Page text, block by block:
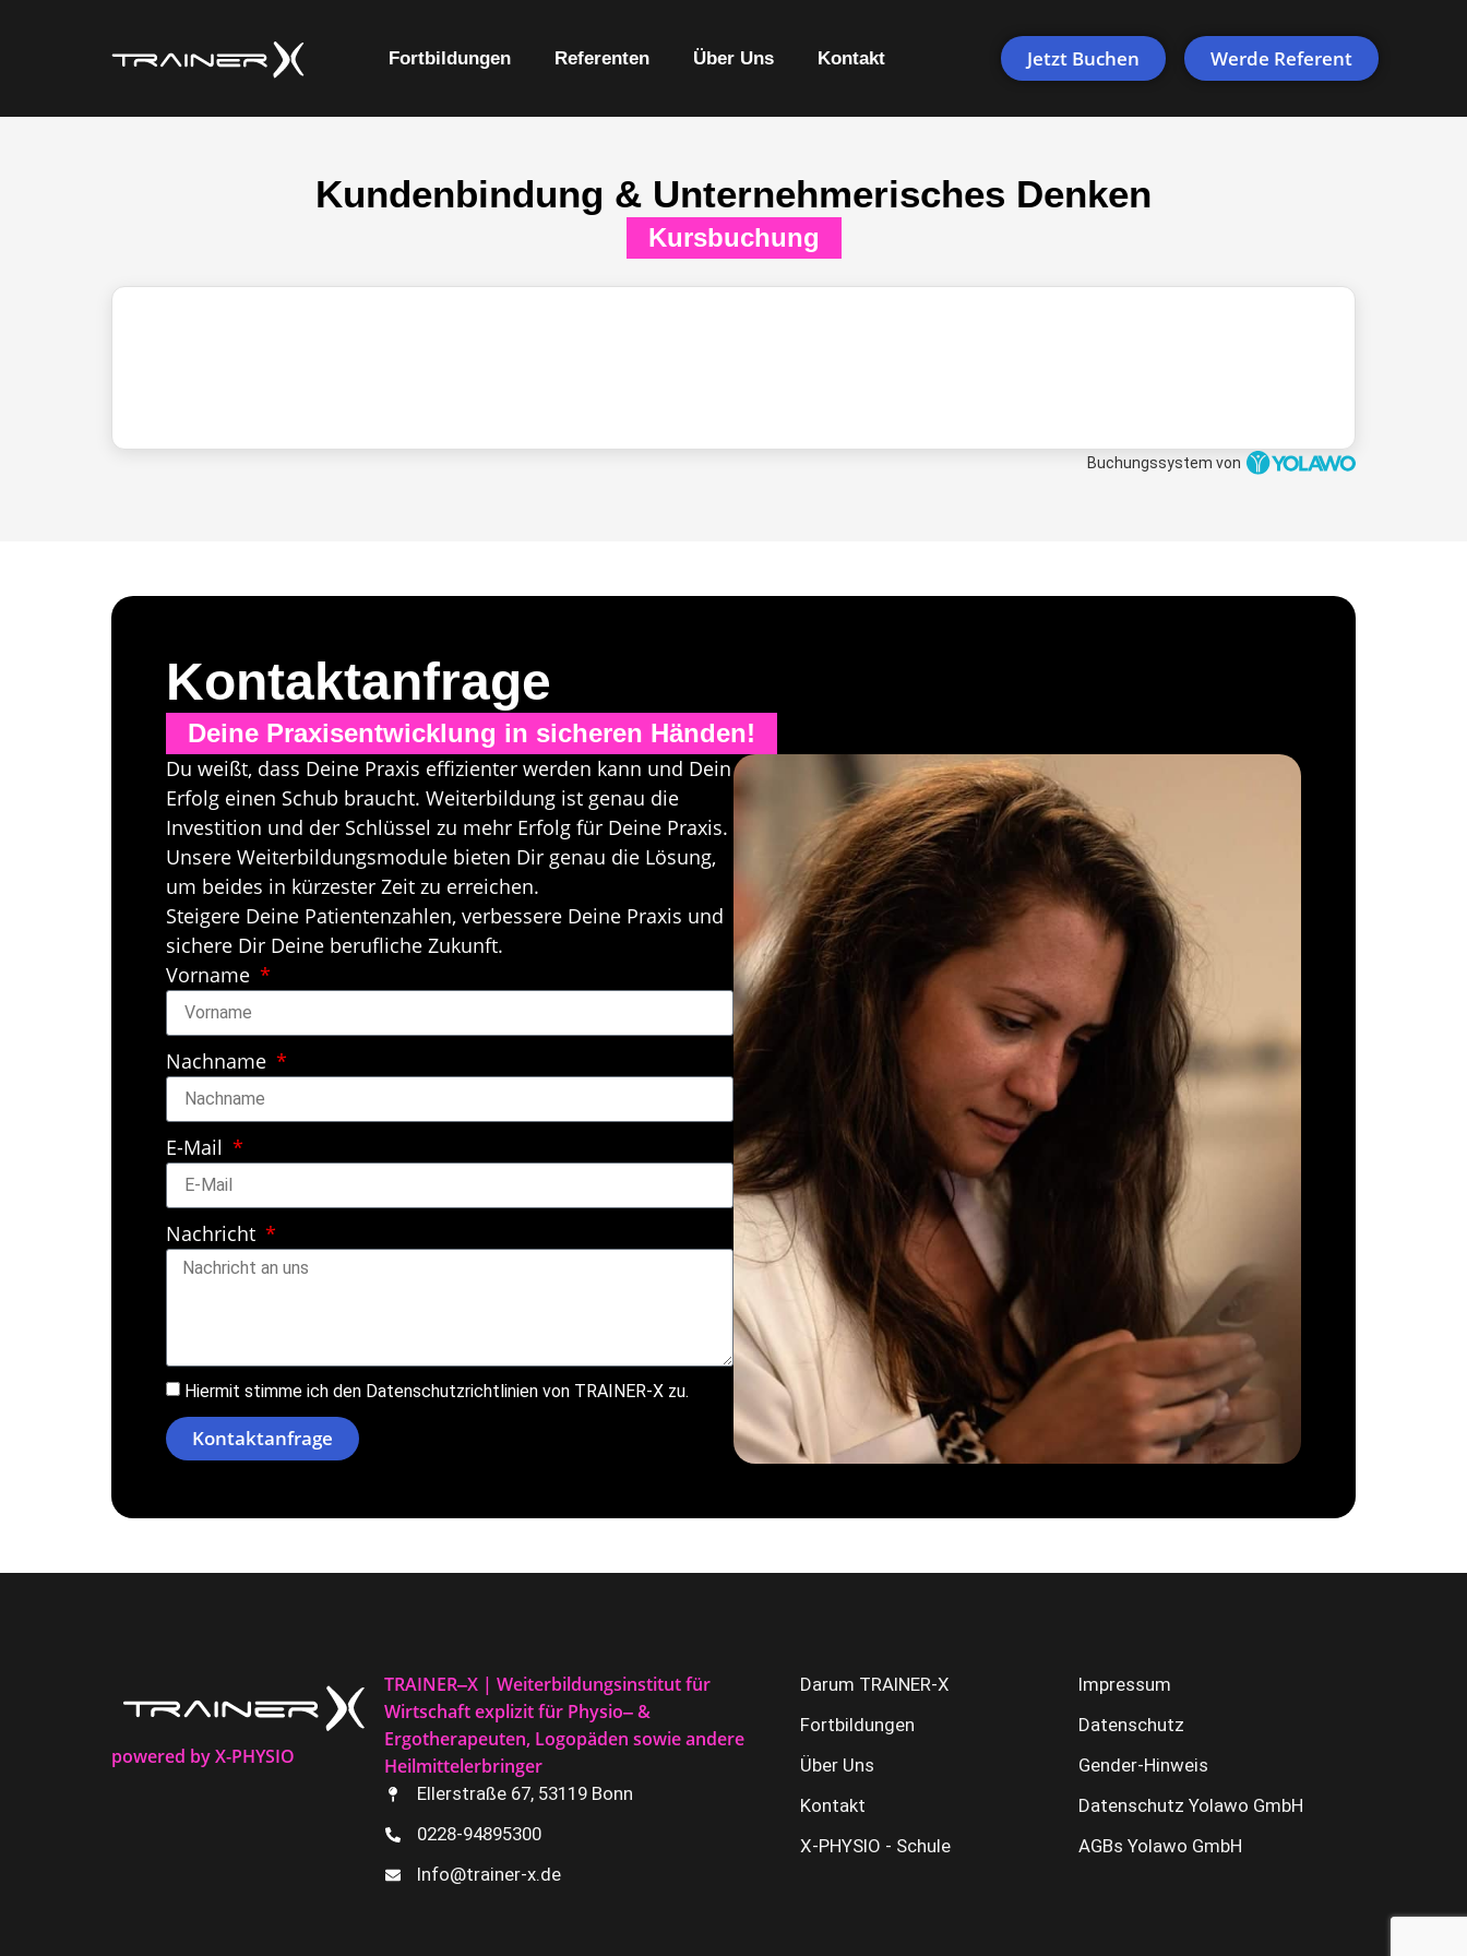
Fortbildungen Referenten Über Uns Kontakt Jetzt Buchen Werde Referent
Kundenbindung & Unternehmerisches Denken
Kursbuchung
Buchungssystem von
Kontaktanfrage
Deine Praxisentwicklung in sicheren Händen!
Du weißt, dass Deine Praxis effizienter werden kann und Dein
Erfolg einen Schub braucht. Weiterbildung ist genau die
Investition und der Schlüssel zu mehr Erfolg für Deine Praxis.
Unsere Weiterbildungsmodule bieten Dir genau die Lösung,
um beides in kürzester Zeit zu erreichen.
Steigere Deine Patientenzahlen, verbessere Deine Praxis und
sichere Dir Deine berufliche Zukunft.
Vorname
Nachname
E-Mail
Nachricht
Hiermit stimme ich den Datenschutzrichtlinien von TRAINER-X zu.
Kontaktanfrage
powered by X-PHYSIO
TRAINER‒X | Weiterbildungsinstitut für
Wirtschaft explizit für Physio‒ &
Ergotherapeuten, Logopäden sowie andere
Heilmittelerbringer
Ellerstraße 67, 53119 Bonn
0228-94895300
Info@trainer-x.de
Darum TRAINER-X
Fortbildungen
Über Uns
Kontakt
X-PHYSIO - Schule
Impressum
Datenschutz
Gender-Hinweis
Datenschutz Yolawo GmbH
AGBs Yolawo GmbH